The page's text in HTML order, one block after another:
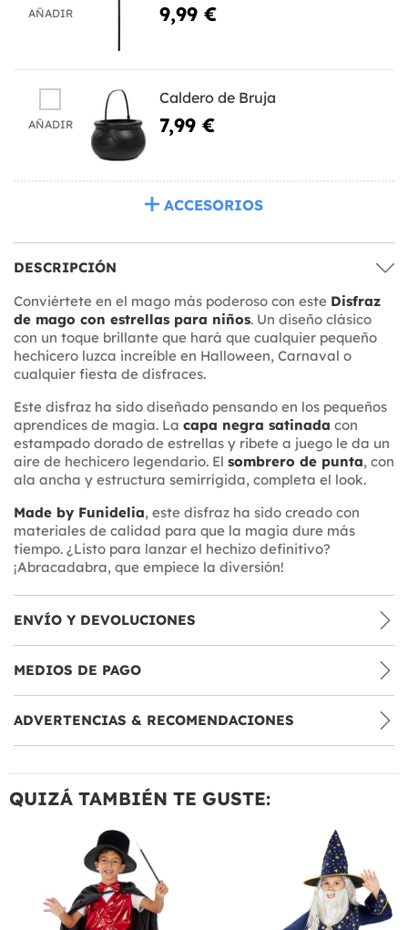
AÑADIR 9,99 €
AÑADIR
Caldero de Bruja
7,99 €
ACCESORIOS
DESCRIPCIÓN
Conviértete en el mago más poderoso con este Disfraz
de mago con estrellas para niños. Un diseño clásico
con un toque brillante que hará que cualquier pequeño
hechicero luzca increíble en Halloween, Carnaval o
cualquier fiesta de disfraces.
Este disfraz ha sido diseñado pensando en los pequeños
aprendices de magia. La capa negra satinada con
estampado dorado de estrellas y ribete a juego le da un
aire de hechicero legendario. El sombrero de punta, con
ala ancha y estructura semirrígida, completa el look.
Made by Funidelia, este disfraz ha sido creado con
materiales de calidad para que la magia dure más
tiempo. ¿Listo para lanzar el hechizo definitivo?
¡Abracadabra, que empiece la diversión!
ENVÍO Y DEVOLUCIONES
MEDIOS DE PAGO
ADVERTENCIAS & RECOMENDACIONES
QUIZÁ TAMBIÉN TE GUSTE: